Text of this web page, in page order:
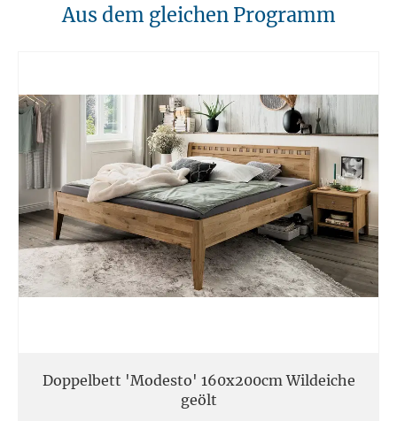
10. Brandschutz
Am Ende der Nutzungsdauer sollten Möbel fachgerecht entsorgt
werden. Massivholz kann über den Sperrmüll oder an speziellen
Sammelstellen abgegeben werden. Die örtlichen
Entsorgungsvorschriften sind zu beachten.
12. Einsatzort
Unsere Massivmöbel sind so konzipiert das Sie für den privaten
Gebrauch in Haushalten geeignet sind. Diese Möbel sind nicht für
kommerziellen Gebrauch geeignet.
Unsere Massivholzmöbel sind nicht für den Außenbereich geeignet.
Aus dem gleichen Programm
Doppelbett 'Modesto' 160x200cm Wildeiche
geölt